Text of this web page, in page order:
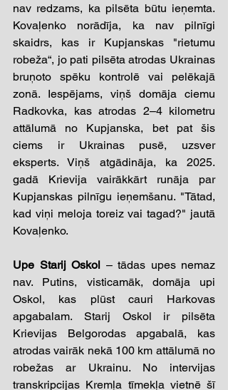
nav redzams, ka pilsēta būtu ieņemta.
Kovaļenko norādīja, ka nav pilnīgi
skaidrs, kas ir Kupjanskas "rietumu
robeža“, jo pati pilsēta atrodas Ukrainas
bruņoto spēku kontrolē vai pelēkajā
zonā. Iespējams, viņš domāja ciemu
Radkovka, kas atrodas 2–4 kilometru
attālumā no Kupjanska, bet pat šis
ciems ir Ukrainas pusē, uzsver
eksperts. Viņš atgādināja, ka 2025.
gadā Krievija vairākkārt runāja par
Kupjanskas pilnīgu ieņemšanu. "Tātad,
kad viņi meloja toreiz vai tagad?" jautā
Kovaļenko.
Upe Starij Oskol – tādas upes nemaz
nav. Putins, visticamāk, domāja upi
Oskol, kas plūst cauri Harkovas
apgabalam. Starij Oskol ir pilsēta
Krievijas Belgorodas apgabalā, kas
atrodas vairāk nekā 100 km attālumā no
robežas ar Ukrainu. No intervijas
transkripcijas Kremļa tīmekļa vietnē šī